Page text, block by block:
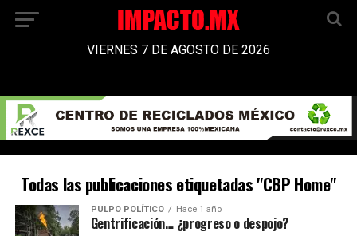
VIERNES 7 DE AGOSTO DE 2026
Todas las publicaciones etiquetadas "CBP Home"
PULPO POLÍTICO Hace 1 año
Gentrificación… ¿progreso o despojo?